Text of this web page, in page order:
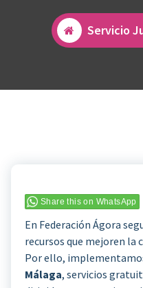
Servicio
Share this on WhatsApp
En Federación Ágora
recursos que mejoren la
Por ello,
Málaga, servicios